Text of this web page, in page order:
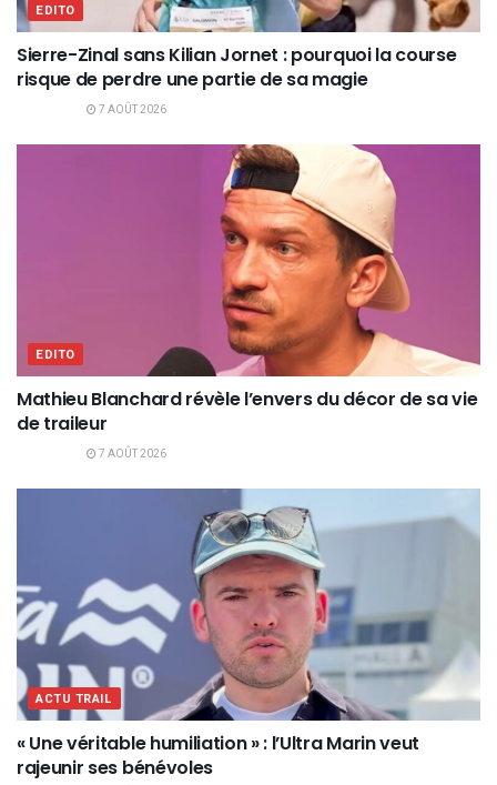
EDITO
Sierre-Zinal sans Kilian Jornet : pourquoi la course
risque de perdre une partie de sa magie
7 AOÛT 2026
EDITO
Mathieu Blanchard révèle l’envers du décor de sa vie
de traileur
7 AOÛT 2026
ACTU TRAIL
« Une véritable humiliation » : l’Ultra Marin veut
rajeunir ses bénévoles